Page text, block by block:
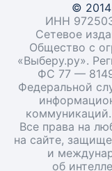
©
ИНН
Сетевое
Общество с
«Выберу.ру».
ФС 77 —
Федеральной
коммуникаций.
Все права на
на сайте,
и
об